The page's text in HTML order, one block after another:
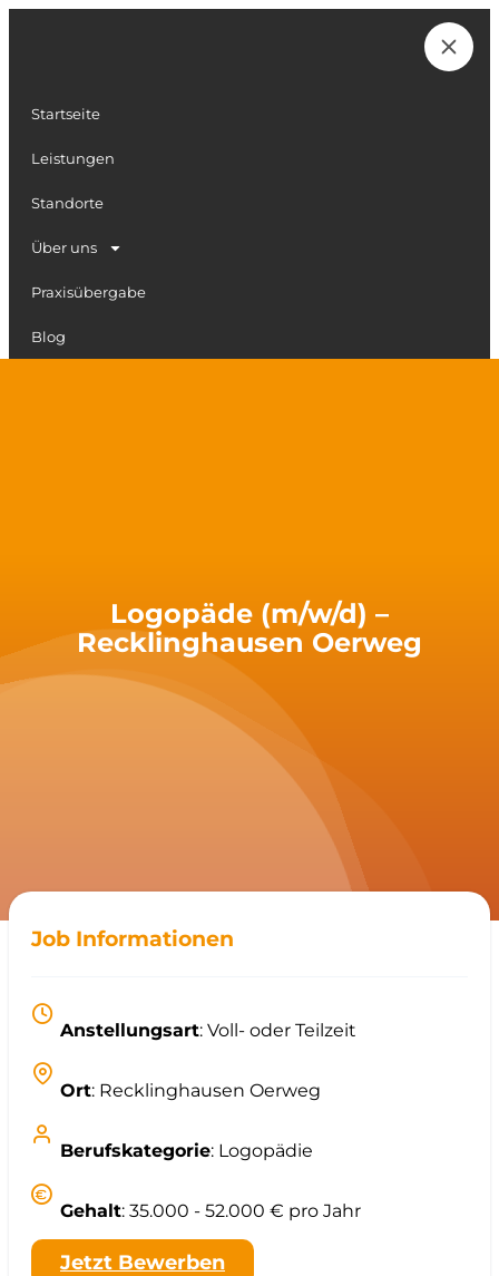
Zum
Startseite
Leistungen
Standorte
Über uns
Praxisübergabe
Blog
Logopäde (m/w/d) –
Recklinghausen Oerweg
Job Informationen
Anstellungsart: Voll- oder Teilzeit
Ort: Recklinghausen Oerweg
Berufskategorie: Logopädie
Gehalt: 35.000 - 52.000 € pro Jahr
Jetzt Bewerben